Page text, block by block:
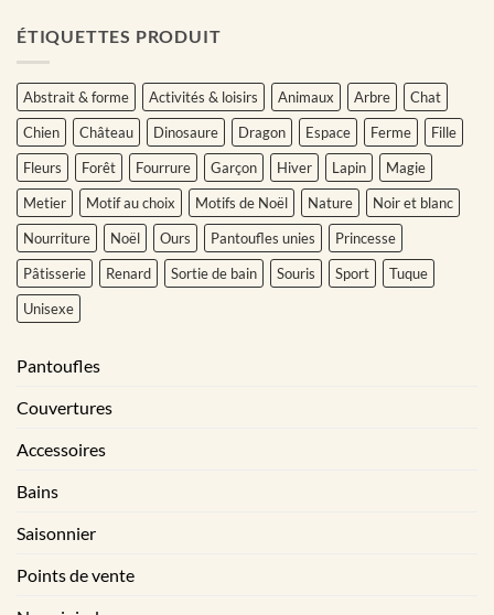
ÉTIQUETTES PRODUIT
Abstrait & forme Activités & loisirs Animaux Arbre
Chat
Chien
Château Dinosaure Dragon Espace Ferme
Fille
Fleurs
Forêt Fourrure Garçon Hiver Lapin
Magie
Metier
Motif au choix Motifs de Noël Nature
Noir et blanc
Nourriture
Noël Ours Pantoufles unies
Princesse
Pâtisserie
Renard Sortie de bain Souris Sport
Tuque
Unisexe
Pantoufles
Couvertures
Accessoires
Bains
Saisonnier
Points de vente